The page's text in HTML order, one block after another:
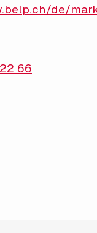
de/
66